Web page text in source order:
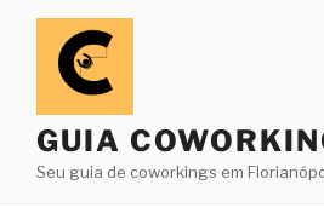
GUIA
Seu guia de coworkings em